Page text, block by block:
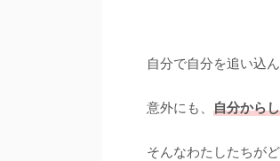
自分で自分を追い込
意外にも、 自分から
そんなわたしたちが